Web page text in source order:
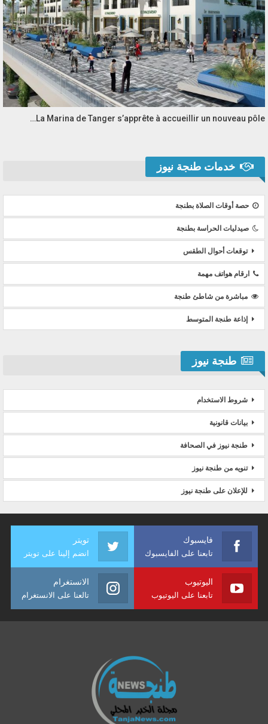
La Marina de Tanger s’apprête à accueillir un nouveau pôle…
خدمات طنجة نيوز
حصة أوقات الصلاة بطنجة
صيدليات الحراسة بطنجة
توقعات أحوال الطقس
ارقام هواتف مهمة
مباشرة من شاطئ طنجة
إذاعة طنجة المتوسط
طنجة نيوز
شروط الاستخدام
بيانات قانونية
طنجة نيوز في الصحافة
تنويه من طنجة نيوز
للإعلان على طنجة نيوز
فايسبوك
تابعنا على الفايسبوك
تويتر
انضم إلينا على تويتر
اليوتيوب
تابعنا على اليوتيوب
الانستغرام
تالعنا على الانستغرام